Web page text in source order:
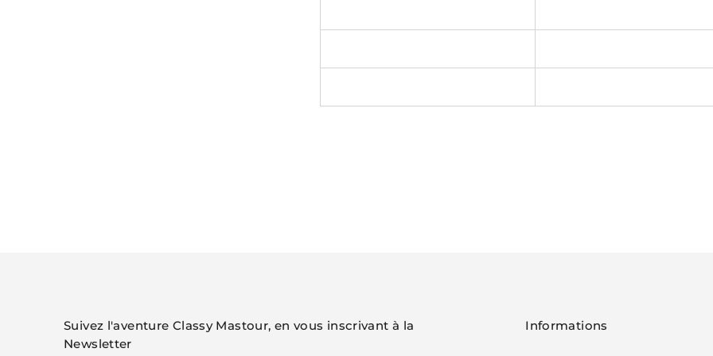
Suivez l'aventure Classy Mastour, en vous inscrivant à la
Newsletter
Informations